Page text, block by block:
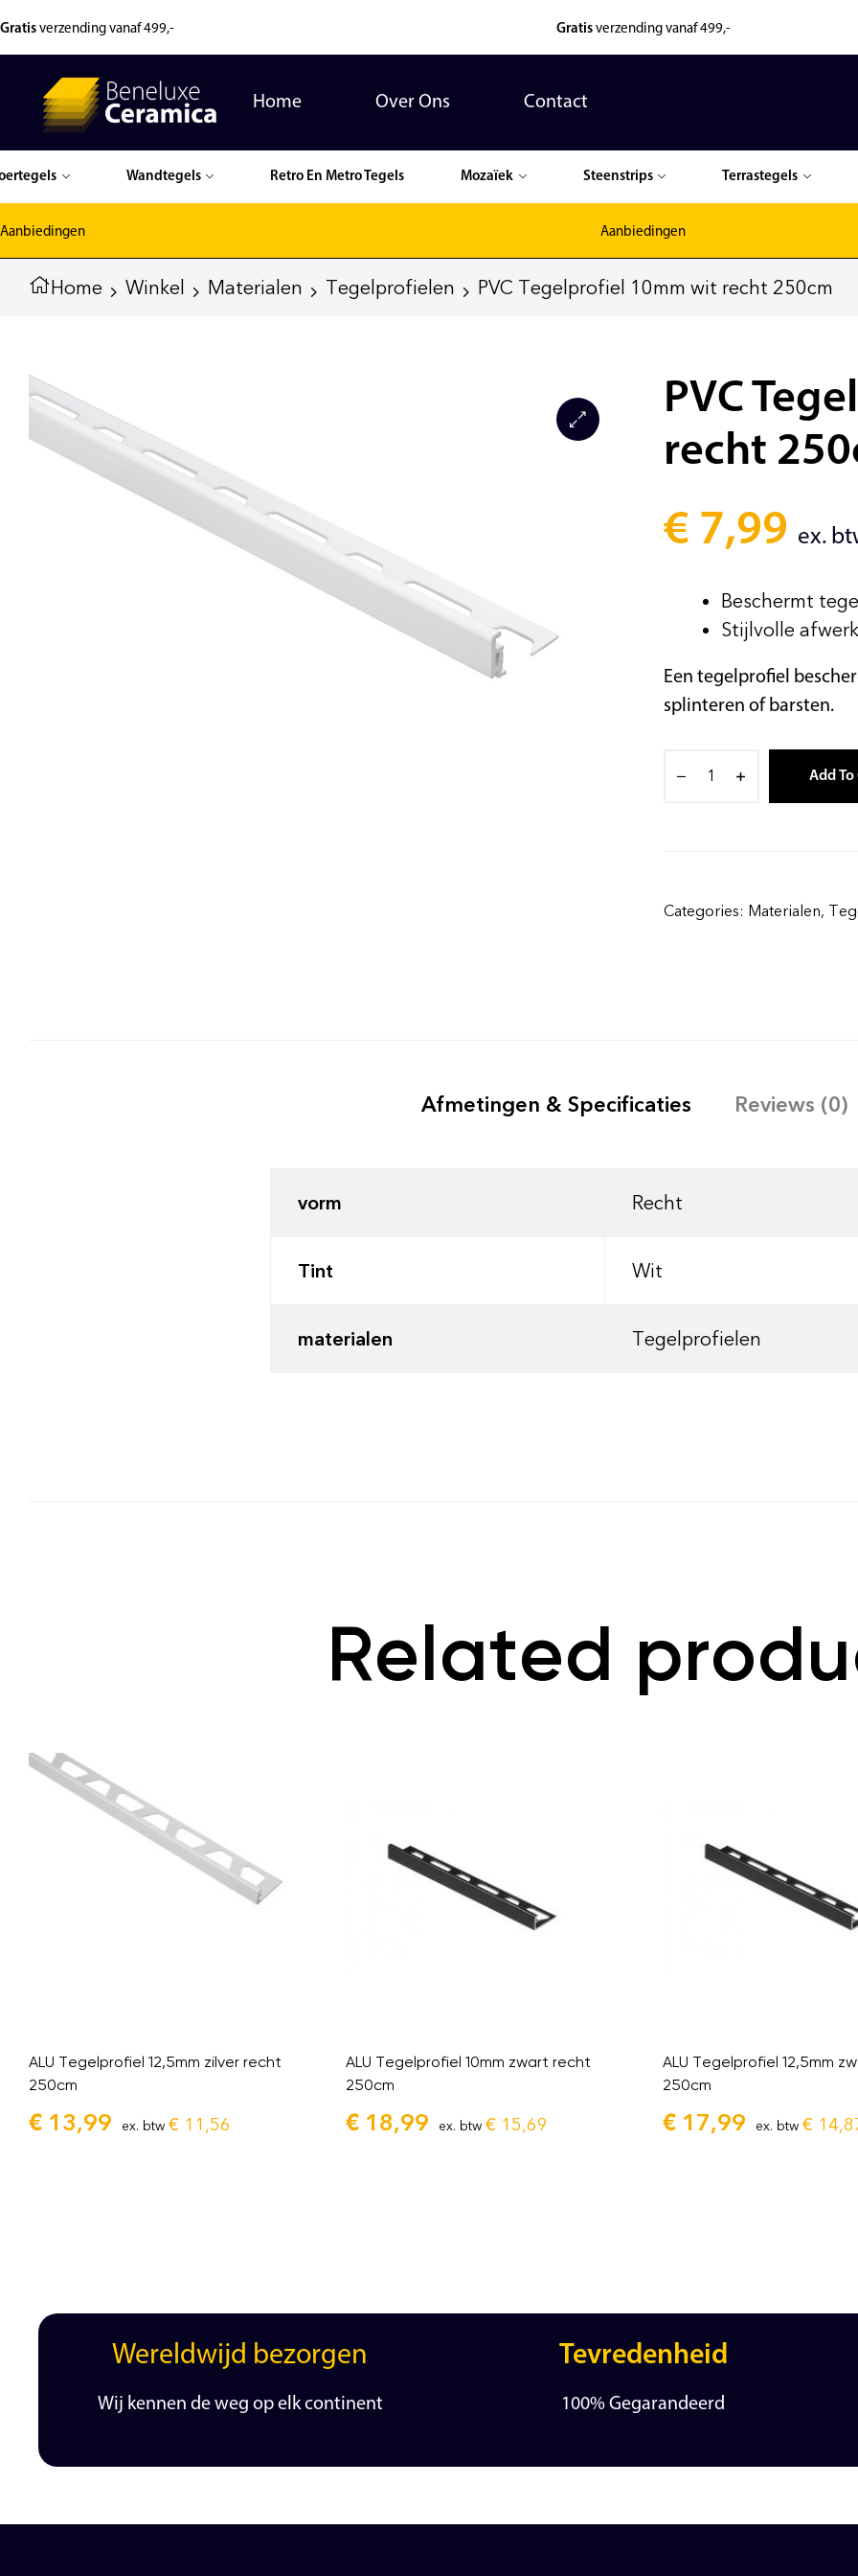
Gratis verzending vanaf 499,- Gratis verzending vanaf 499,-
Home Over Ons Contact
Wandtegels Retro En Metro Tegels Mozaïek Steenstrips Terrastegels
Aanbiedingen Aanbiedingen
Home Winkel Materialen Tegelprofielen PVC Tegelprofiel 10mm wit recht 250cm
PVC
recht
€ 7,99 ex.
Beschermt
Stijlvolle
Een tegelprofiel
splinteren of barsten.
Add To
Categories: Materialen,
Afmetingen & Specificaties Reviews (0)
vorm Recht
Tint Wit
materialen Tegelprofielen
Related
ALU Tegelprofiel 12,5mm zilver recht
250cm
€ 13,99 ex. btw € 11,56
ALU Tegelprofiel 10mm zwart recht
250cm
€ 18,99 ex. btw € 15,69
ALU Tegelprofiel 12,5mm
250cm
€ 17,99 ex. btw €
Wereldwijd bezorgen
Wij kennen de weg op elk continent
Tevredenheid
100% Gegarandeerd